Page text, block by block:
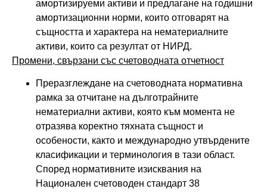
амортизируеми активи и предлагане на годишни
амортизационни норми, които отговарят на
същността и характера на нематериалните
активи, които са резултат от НИРД.
Промени, свързани със счетоводната отчетност
Преразглеждане на счетоводната нормативна
рамка за отчитане на дълготрайните
нематериални активи, която към момента не
отразява коректно тяхната същност и
особености, както и международно утвърдените
класификации и терминология в тази област.
Според нормативните изисквания на
Национален счетоводен стандарт 38